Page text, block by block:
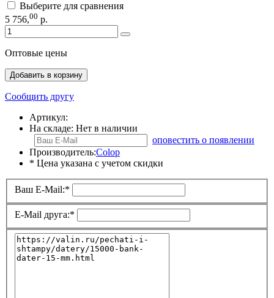
Выберите для сравнения
5 756,00 р.
Оптовые цены
Добавить в корзину
Сообщить другу
Артикул:
На складе: Нет в наличии
оповестить о появлении
Производитель:Colop
* Цена указана с учетом скидки
Ваш E-Mail:*
E-Mail друга:*